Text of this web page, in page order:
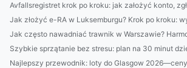
Avfallsregistret krok po kroku: jak założyć konto,
Jak złożyć e-RA w Luksemburgu? Krok po kroku:
Jak często nawadniać trawnik w Warszawie?
Szybkie sprzątanie bez stresu: plan na 30 minut
Najlepszy przewodnik: loty do Glasgow